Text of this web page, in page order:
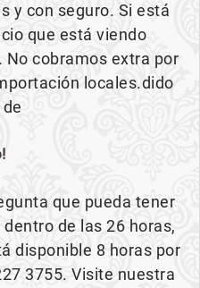
y con seguro. Si está
que está viendo
cobramos extra por
locales.dido
que pueda tener
de las 26 horas,
disponible 8 horas por
3755. Visite nuestra